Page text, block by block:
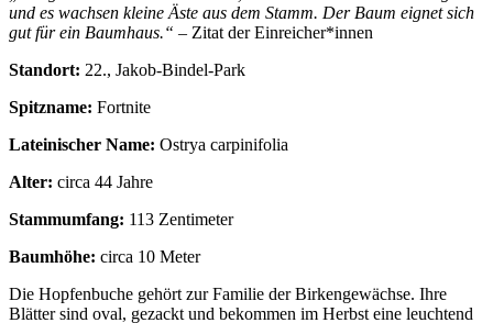
und es wachsen kleine Äste aus dem Stamm. Der Baum eignet sich
gut für ein Baumhaus.“ – Zitat der Einreicher*innen
Standort: 22., Jakob-Bindel-Park
Spitzname: Fortnite
Lateinischer Name: Ostrya carpinifolia
Alter: circa 44 Jahre
Stammumfang: 113 Zentimeter
Baumhöhe: circa 10 Meter
Die Hopfenbuche gehört zur Familie der Birkengewächse. Ihre
Blätter sind oval, gezackt und bekommen im Herbst eine leuchtend